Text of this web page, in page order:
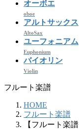
オーボエ
oboe
アルトサックス
AltoSax
ユーフォニアム
Euphonium
バイオリン
Violin
フルート楽譜
HOME
フルート楽譜
【フルート楽